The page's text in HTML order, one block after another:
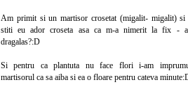
Am primit si un martisor crosetat (migalit- migalit) si
stiti eu ador croseta asa ca m-a nimerit la fix -
dragalas?:D
Si pentru ca plantuta nu face flori i-am
martisorul ca sa aiba si ea o floare pentru cateva